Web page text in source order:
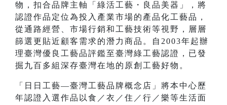
物，扣合品牌主軸「綠活工藝・良品美器」，將
認證作品定位為投入產業市場的產品化工藝品，
從通路經營、市場行銷和工藝技術等視野，層層
篩選更貼近顧客需求的潛力商品。自2003年起辦
理臺灣優良工藝品評鑑至臺灣綠工藝認證，已發
掘九百多組深存臺灣在地的原創工藝好物。
「日日工藝—臺灣工藝品牌概念店」將本中心歷
年認證入選作品以食／衣／住／行／樂等生活面